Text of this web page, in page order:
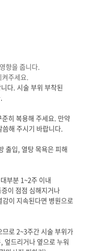
향을 줍니다.
주세요.
다. 시술 부위 부착된
히 복용해 주세요. 만약
해 주시기 바랍니다.
출입, 열탕 목욕은 피해
부분 1~2주 이내
이 점점 심해지거나
이 지속된다면 병원으로
로 2~3주간 시술 부위가
엎드리거나 옆으로 누워